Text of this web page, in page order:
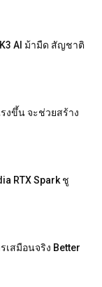
AI ม้ามืด สัญชาติ
งขึ้น จะช่วยสร้าง
RTX Spark ชู
เสมือนจริง Better